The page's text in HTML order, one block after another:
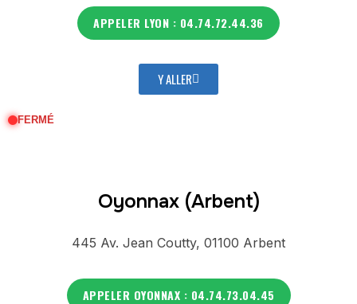
APPELER LYON : 04.74.72.44.36
Y ALLER
FERMÉ
Oyonnax (Arbent)
445 Av. Jean Coutty, 01100 Arbent
APPELER OYONNAX : 04.74.73.04.45